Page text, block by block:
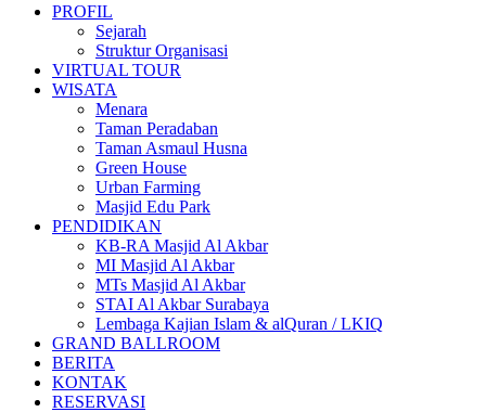
PROFIL
Sejarah
Struktur Organisasi
VIRTUAL TOUR
WISATA
Menara
Taman Peradaban
Taman Asmaul Husna
Green House
Urban Farming
Masjid Edu Park
PENDIDIKAN
KB-RA Masjid Al Akbar
MI Masjid Al Akbar
MTs Masjid Al Akbar
STAI Al Akbar Surabaya
Lembaga Kajian Islam & alQuran / LKIQ
GRAND BALLROOM
BERITA
KONTAK
RESERVASI